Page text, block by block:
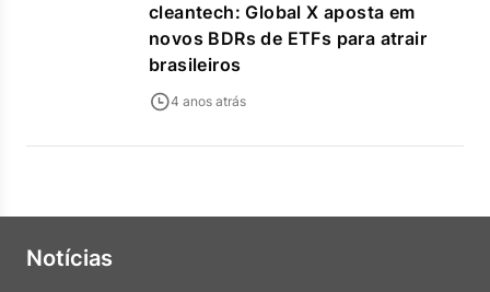
cleantech: Global X aposta em
novos BDRs de ETFs para atrair
brasileiros
4 anos atrás
Notícias